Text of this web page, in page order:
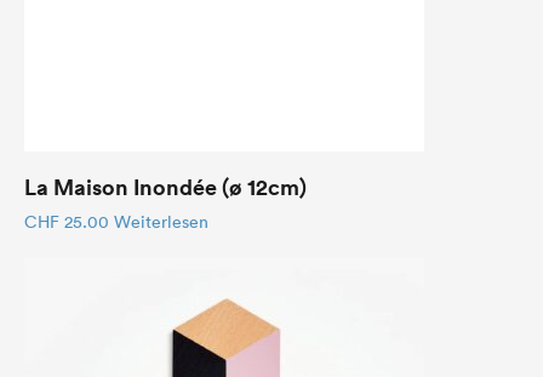
La Maison Inondée (ø 12cm)
CHF 25.00 Weiterlesen